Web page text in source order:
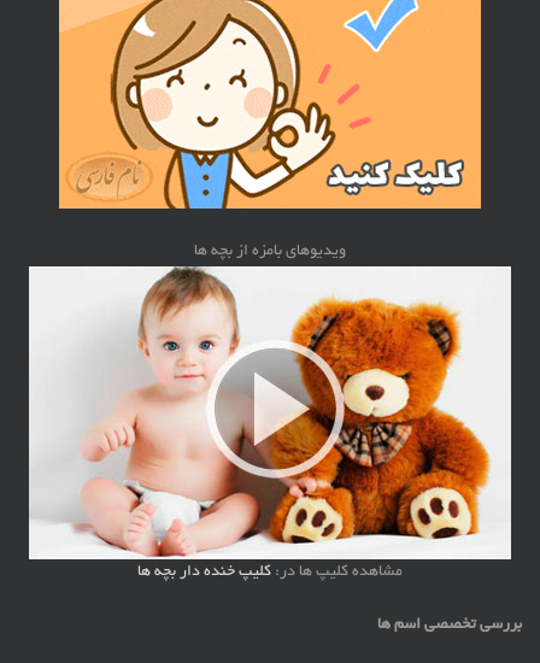
ویدیوهای بامزه از بچه ها
مشاهده کلیپ ها در: کلیپ خنده دار بچه ها
بررسی تخصصی اسم ها